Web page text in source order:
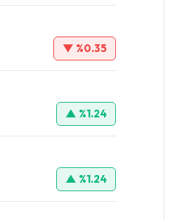
▼ %0.35
▲ %1.24
▲ %1.24